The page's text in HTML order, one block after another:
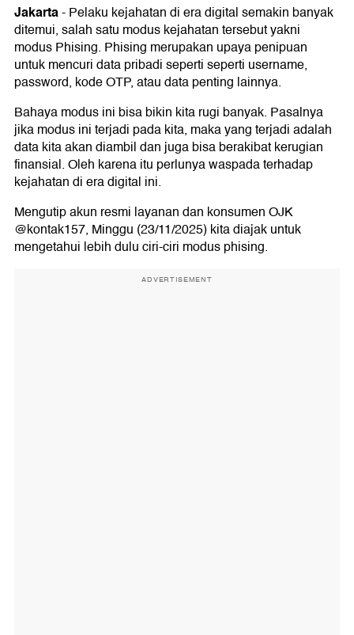
Jakarta-Pelaku kejahatan di era digital semakin banyak
ditemui, salah satu modus kejahatan tersebut yakni
modus Phising. Phising merupakan upaya penipuan
untuk mencuri data pribadi seperti seperti username,
password, kode OTP, atau data penting lainnya.
Bahaya modus ini bisa bikin kita rugi banyak. Pasalnya
jika modus ini terjadi pada kita, maka yang terjadi adalah
data kita akan diambil dan juga bisa berakibat kerugian
finansial. Oleh karena itu perlunya waspada terhadap
kejahatan di era digital ini.
Mengutip akun resmi layanan dan konsumen OJK
@kontak157, Minggu (23/11/2025) kita diajak untuk
mengetahui lebih dulu ciri-ciri modus phising.
ADVERTISEMENT